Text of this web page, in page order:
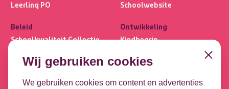
Leerlinq PO
Beleid
Schoolkwaliteit Collectie
Privacybasis
Schoolwebsite
Ontwikkeling
Kindbegrip
OPP
Wij gebruiken cookies
We gebruiken cookies om content en advertenties
Close